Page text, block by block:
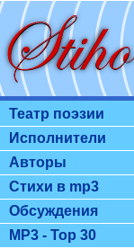
Театр поэзии
Исполнители
Авторы
Стихи в mp3
Обсуждения
MP3 - Top 30